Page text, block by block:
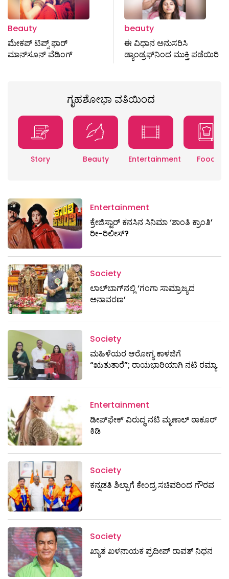
Beauty
ಮೇಕಪ್‌ ಟಿಪ್ಸ್ ಫಾರ್‌
ಮಾನ್‌ಸೂನ್‌ ವೆಡಿಂಗ್‌
beauty
ಈ ವಿಧಾನ ಅನುಸರಿಸಿ
ಡ್ಯಾಂಡ್ರಫ್‌ನಿಂದ ಮುಕ್ತಿ ಪಡೆಯಿರಿ
ಗೃಹಶೋಭಾ ವತಿಯಿಂದ
Story Beauty Entertainment Food
Entertainment
ಕ್ರೇಜಿಸ್ಟಾರ್ ಕನಸಿನ ಸಿನಿಮಾ ‘ಶಾಂತಿ ಕ್ರಾಂತಿ’
ರೀ-ರಿಲೀಸ್?
Society
ಲಾಲ್‌ಬಾಗ್‌ನಲ್ಲಿ ‘ಗಂಗಾ ಸಾಮ್ರಾಜ್ಯದ
ಅನಾವರಣ’
Society
ಮಹಿಳೆಯರ ಆರೋಗ್ಯ ಕಾಳಜಿಗೆ
“ಋತುತಾರೆ”; ರಾಯಭಾರಿಯಾಗಿ ನಟಿ ರಮ್ಯಾ
Entertainment
ಡೀಪ್‌ಫೇಕ್ ವಿರುದ್ಧ ನಟಿ ಮೃಣಾಲ್ ಠಾಕೂರ್
ಕಿಡಿ
Society
ಕನ್ನಡತಿ ಶಿಲ್ಪಾಗೆ ಕೇಂದ್ರ ಸಚಿವರಿಂದ ಗೌರವ
Society
ಖ್ಯಾತ ಖಳನಾಯಕ ಪ್ರದೀಪ್ ರಾವತ್‌ ನಿಧನ